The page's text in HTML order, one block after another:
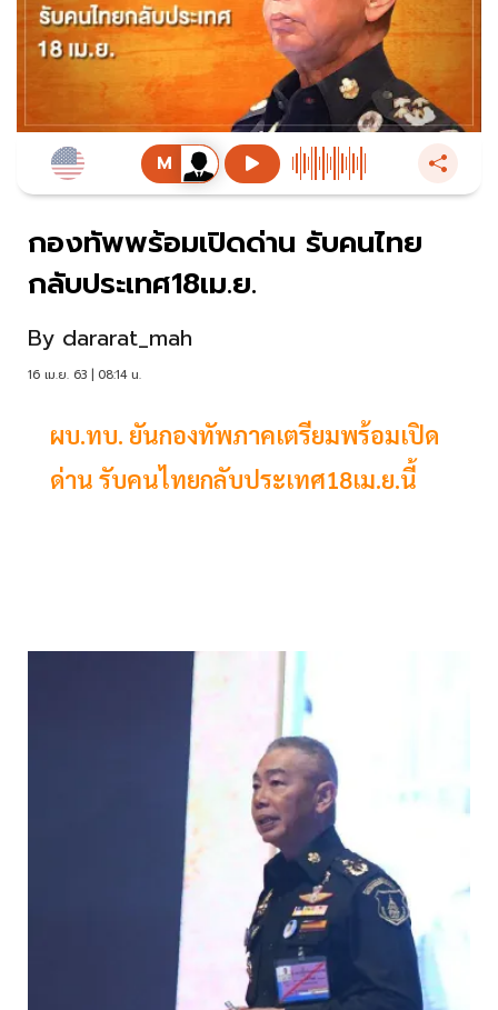
กองทัพพร้อมเปิดด่าน รับคนไทย
กลับประเทศ18เม.ย.
By dararat_mah
16 เม.ย. 63 | 08:14 น.
ผบ.ทบ. ยันกองทัพภาคเตรียมพร้อมเปิด
ด่าน รับคนไทยกลับประเทศ18เม.ย.นี้